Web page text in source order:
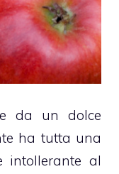
da un dolce
ha tutta una
intollerante al